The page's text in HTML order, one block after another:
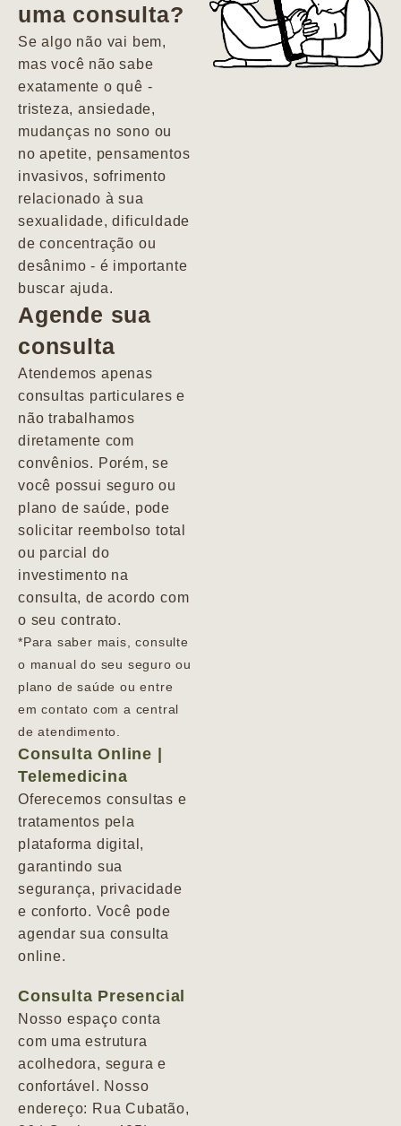
depressão e
agitação com
pensamentos
uma consulta?
Se algo não vai bem,
mas você não sabe
exatamente o quê -
tristeza, ansiedade,
mudanças no sono ou
no apetite, pensamentos
invasivos, sofrimento
relacionado à sua
sexualidade, dificuldade
de concentração ou
desânimo - é importante
buscar ajuda.
Agende sua
consulta
Atendemos apenas
consultas particulares e
não trabalhamos
diretamente com
convênios. Porém, se
você possui seguro ou
plano de saúde, pode
solicitar reembolso total
ou parcial do
investimento na
consulta, de acordo com
o seu contrato.
*Para saber mais, consulte
o manual do seu seguro ou
plano de saúde ou entre
em contato com a central
de atendimento.
Consulta Online |
Telemedicina
Oferecemos consultas e
tratamentos pela
plataforma digital,
garantindo sua
segurança, privacidade
e conforto. Você pode
agendar sua consulta
online.
Consulta Presencial
Nosso espaço conta
com uma estrutura
acolhedora, segura e
confortável. Nosso
endereço: Rua Cubatão,